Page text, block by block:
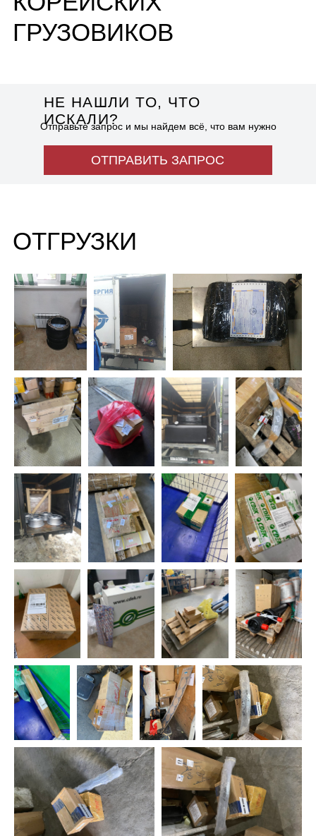
ИП Щетинин Михаил
Владимирович
ОГРНИП 314254313200070
г. Владивосток,
п. Трудовое, ул.
Беговая 25а
© 2025, ОПУКМУ. Копирование материалов с сайта
запрещено. Все права защищены. Ознакомьтесь с нашей
политикой конфиденциальности и условиями использования
для получения полной информации о заказах, доставке
и защите персональных данных.
РАЗРАБОТКА САЙТА: KILINGAUZEN
Контакты
Компания Запчасти для грузовиков
Троса для манипуляторо